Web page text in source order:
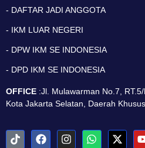
- DAFTAR JADI ANGGOTA
- IKM LUAR NEGERI
- DPW IKM SE INDONESIA
- DPD IKM SE INDONESIA
OFFICE :Jl. Mulawarman No.7,
Kota Jakarta Selatan, Daerah